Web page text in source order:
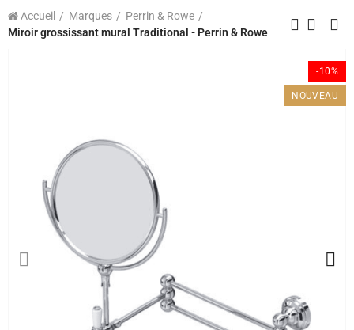
Accueil Marques
Perrin & Rowe
Miroir grossissant mural Traditional - Perrin & Rowe
-10%
NOUVEAU